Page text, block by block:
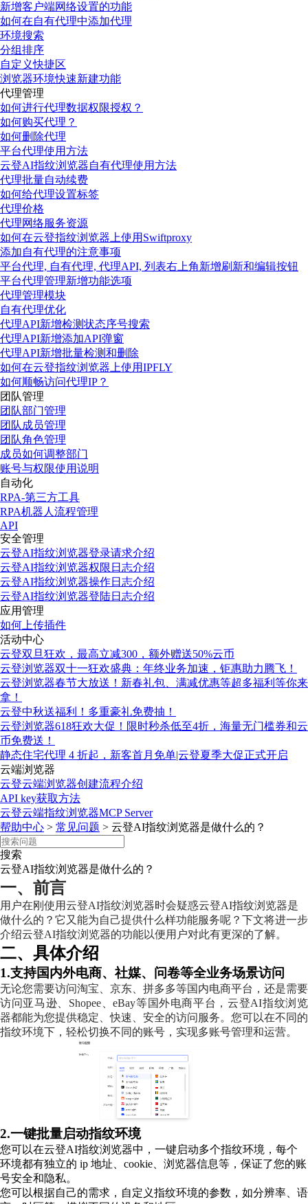
新增客户端网络设置的功能
如何在自有代理中添加代理
环境搜索
分组排序
自定义快捷区
浏览器环境快速新建功能
代理管理
如何进行代理数据权限授权？
如何购买代理？
如何删除代理
平台代理使用方法
云登AI指纹浏览器自有代理使用方法
代理批量自动续费
如何给代理设置标签
代理价格
代理网络服务资源
如何在云登指纹浏览器上使用Swiftproxy
添加自有代理的注意事项
平台代理, 自有代理, 代理API, 列表右上角新增刷新和编辑按钮
平台代理管理新增功能选项
代理管理模块
自有代理优化
代理API新增检测状态序号搜索
代理API新增添加API弹窗
代理API新增批量检测和删除
如何在云登指纹浏览器上使用IPFLY
如何顺畅访问代理IP？
团队管理
团队部门管理
团队成员管理
团队角色管理
成员如何调整部门
账号与权限使用说明
自动化
RPA-第三方工具
RPA机器人流程管理
API
安全管理
云登AI指纹浏览器登录请求介绍
云登AI指纹浏览器权限日志介绍
云登AI指纹浏览器操作日志介绍
云登AI指纹浏览器登陆日志介绍
应用管理
如何上传插件
活动中心
云登双旦狂欢，最高立减300，额外赠送50%云币
云登浏览器双十一狂欢盛典：年终业务加速，钜惠助力腾飞！
云登浏览器春节大放送！新春礼包、满减优惠等超多福利等你来
拿！
云登中秋送福利！多重豪礼免费抽！
云登浏览器618狂欢大促！限时秒杀低至4折，海量无门槛券和云
币免费送！
静态住宅代理 4 折起，新客首月免单|云登夏季大促正式开启
云端浏览器
云登云端浏览器创建流程介绍
API key获取方法
云登云端指纹浏览器MCP Server
帮助中心 > 常见问题 > 云登AI指纹浏览器是做什么的？
搜索
云登AI指纹浏览器是做什么的？
一、前言
用户在刚使用云登AI指纹浏览器时会疑惑云登AI指纹浏览器是
做什么的？它又能为自己提供什么样功能服务呢？下文将进一步
介绍云登AI指纹浏览器的功能以便用户对此有更深的了解。
二、具体介绍
1.支持国内外电商、社媒、问卷等全业务场景访问
无论您需要访问淘宝、京东、拼多多等国内电商平台，还是需要
访问亚马逊、Shopee、eBay等国外电商平台，云登AI指纹浏览
器都能为您提供稳定、快速、安全的访问服务。您可以在不同的
指纹环境下，轻松切换不同的账号，实现多账号管理和运营。
2.一键批量启动指纹环境
您可以在云登AI指纹浏览器中，一键启动多个指纹环境，每个
环境都有独立的 ip 地址、cookie、浏览器信息等，保证了您的账
号安全和隐私。
您可以根据自己的需求，自定义指纹环境的参数，如分辨率、语